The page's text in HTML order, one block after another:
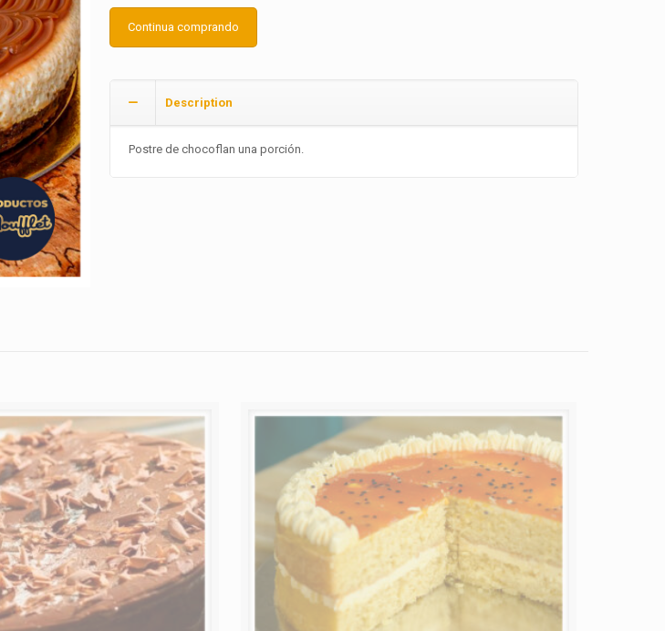
Continua comprando
Description
Postre de chocoflan una porción.